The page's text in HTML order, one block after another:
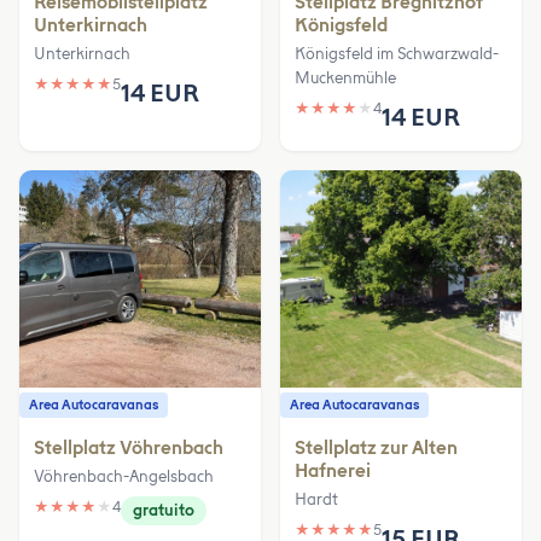
Unterkirnach
Unterkirnach
★ ★ ★ ★ ★514 EUR
Königsfeld
Königsfeld im Schwarzwald-
Muckenmühle
★ ★ ★ ★ ★ 414 EUR
Area Autocaravanas
Stellplatz Vöhrenbach
Vöhrenbach-Angelsbach
★ ★ ★ ★ ★ 4 gratuito
Area Autocaravanas
Stellplatz zur Alten
Hafnerei
Hardt
★ ★ ★ ★ ★5